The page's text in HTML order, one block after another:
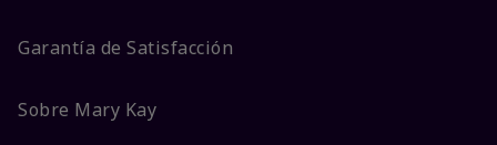
Garantía de Satisfacción
Sobre Mary Kay